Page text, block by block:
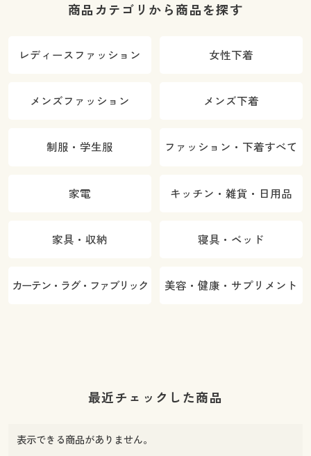
商品カテゴリから商品を探す
レディースファッション 女性下着
メンズファッション メンズ下着
制服・学生服 ファッション・下着すべて
家電 キッチン・雑貨・日用品
家具・収納 寝具・ベッド
カーテン・ラグ・ファブリック 美容・健康・サプリメント
最近チェックした商品
表示できる商品がありません。